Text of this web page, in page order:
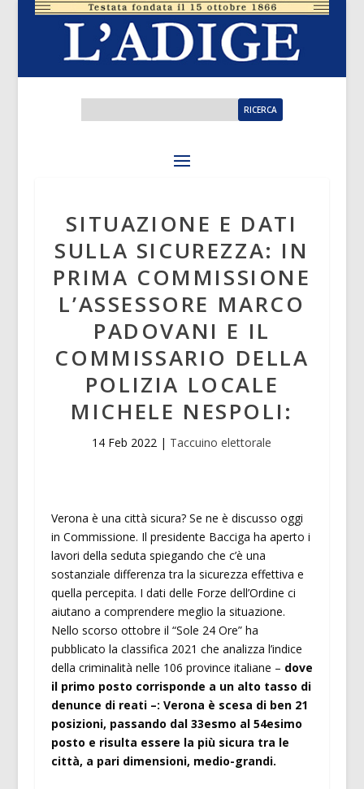
SITUAZIONE E DATI
SULLA SICUREZZA: IN
PRIMA COMMISSIONE
L’ASSESSORE MARCO
PADOVANI E IL
COMMISSARIO DELLA
POLIZIA LOCALE
MICHELE NESPOLI:
14 Feb 2022 | Taccuino elettorale
Verona è una città sicura? Se ne è discusso oggi
in Commissione. Il presidente Bacciga ha aperto i
lavori della seduta spiegando che c’è una
sostanziale differenza tra la sicurezza effettiva e
quella percepita. I dati delle Forze dell’Ordine ci
aiutano a comprendere meglio la situazione.
Nello scorso ottobre il “Sole 24 Ore” ha
pubblicato la classifica 2021 che analizza l’indice
della criminalità nelle 106 province italiane – dove
il primo posto corrisponde a un alto tasso di
denunce di reati –: Verona è scesa di ben 21
posizioni, passando dal 33esmo al 54esimo
posto e risulta essere la più sicura tra le
città, a pari dimensioni, medio-grandi.